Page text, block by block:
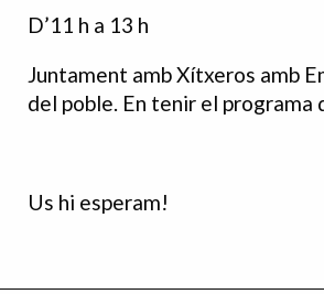
D’11 h a 13 h
Juntament amb Xítxeros amb
del poble. En tenir el
Us hi esperam!